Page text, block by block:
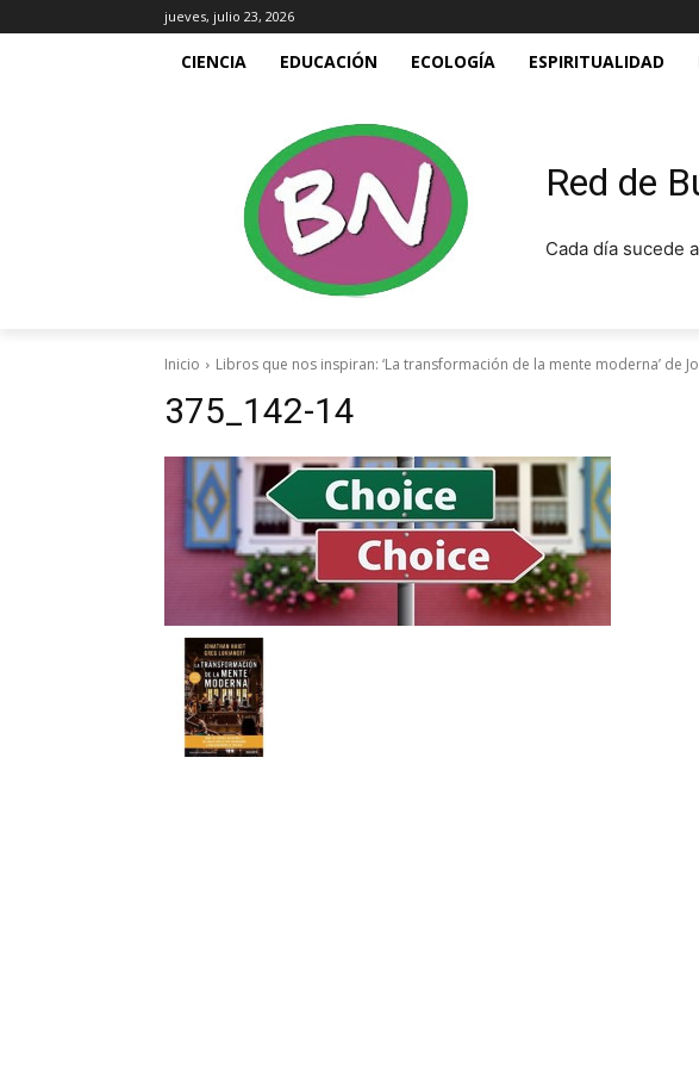
jueves, julio 23, 2026
CIENCIA EDUCACIÓN ECOLOGÍA ESPIRITUALIDAD
Red de
Cada día sucede
Inicio Libros que nos inspiran: ‘La transformación de la mente moderna’ de
375_142-14